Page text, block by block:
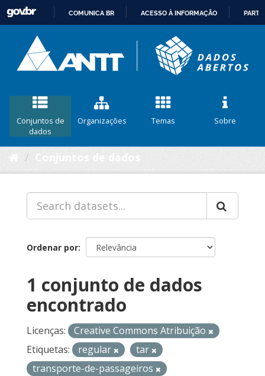
CONTEÚDO
COMUNICA BR ACESSO À INFORMAÇÃO
Conjuntos de
dados
Organizações Temas Sobre
Ordenar por
1 conjunto de dados
encontrado
Licenças:
Creative Commons Atribuição
Etiquetas:
regular
tar
transporte-de-passageiros